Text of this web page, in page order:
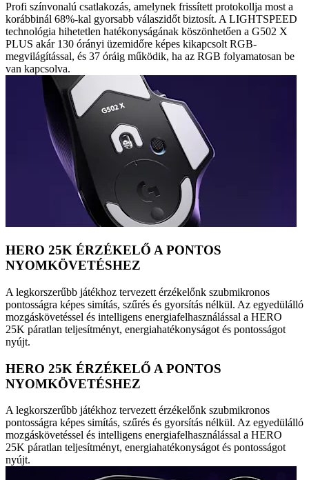
Profi színvonalú csatlakozás, amelynek frissített protokollja most a
korábbinál 68%-kal gyorsabb válaszidőt biztosít. A LIGHTSPEED
technológia hihetetlen hatékonyságának köszönhetően a G502 X
PLUS akár 130 órányi üzemidőre képes kikapcsolt RGB-
megvilágítással, és 37 óráig működik, ha az RGB folyamatosan be
van kapcsolva.
HERO 25K ÉRZÉKELŐ A PONTOS
NYOMKÖVETÉSHEZ
A legkorszerűbb játékhoz tervezett érzékelőnk szubmikronos
pontosságra képes simítás, szűrés és gyorsítás nélkül. Az egyedülálló
mozgáskövetéssel és intelligens energiafelhasználással a HERO
25K páratlan teljesítményt, energiahatékonyságot és pontosságot
nyújt.
HERO 25K ÉRZÉKELŐ A PONTOS
NYOMKÖVETÉSHEZ
A legkorszerűbb játékhoz tervezett érzékelőnk szubmikronos
pontosságra képes simítás, szűrés és gyorsítás nélkül. Az egyedülálló
mozgáskövetéssel és intelligens energiafelhasználással a HERO
25K páratlan teljesítményt, energiahatékonyságot és pontosságot
nyújt.